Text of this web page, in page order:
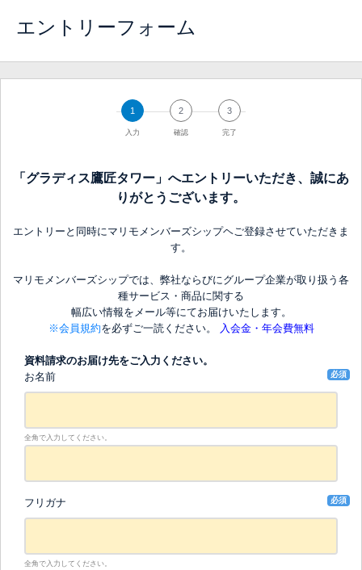
エントリーフォーム
1
入力
2
確認
3
完了
「グラディス鷹匠タワー」へエントリーいただき、誠にあ
りがとうございます。
エントリーと同時にマリモメンバーズシップヘご登録させていただきま
す。
マリモメンバーズシップでは、弊社ならびにグループ企業が取り扱う各
種サービス・商品に関する
幅広い情報をメール等にてお届けいたします。
※会員規約を必ずご一読ください。 入会金・年会費無料
資料請求のお届け先をご入力ください。
お名前
必須
全角で入力してください。
フリガナ 必須
全角で入力してください。